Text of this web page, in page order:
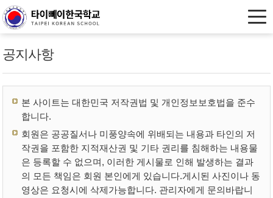
공지사항
본 사이트는 대한민국 저작권법 및 개인정보보호법을 준수
합니다.
회원은 공공질서나 미풍양속에 위배되는 내용과 타인의 저
작권을 포함한 지적재산권 및 기타 권리를 침해하는 내용물
은 등록할 수 없으며, 이러한 게시물로 인해 발생하는 결과
의 모든 책임은 회원 본인에게 있습니다.게시된 사진이나 동
영상은 요청시에 삭제가능합니다. 관리자에게 문의바랍니